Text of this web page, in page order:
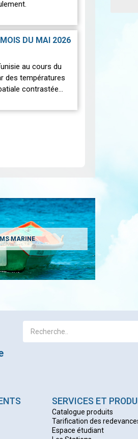
DU MAI 2026
au cours du
des températures
contrastée…
MARINE
SERVICES ET
Catalogue produits
Tarification des
Espace étudiant